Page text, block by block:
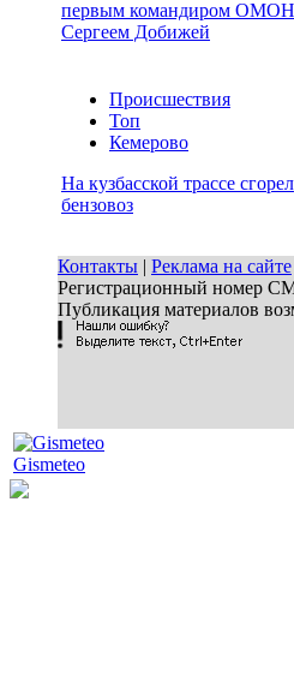
первым командиром ОМОН
Сергеем Добижей
Происшествия
Топ
Кемерово
На кузбасской трассе сгорел
бензовоз
Контакты | Реклама на сайте
Регистрационный номер
Публикация материалов
Gismeteo